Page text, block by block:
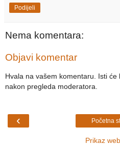
Podijeli
Nema komentara:
Objavi komentar
Hvala na vašem komentaru. Isti će
nakon pregleda moderatora.
‹ Početna
Prikaz